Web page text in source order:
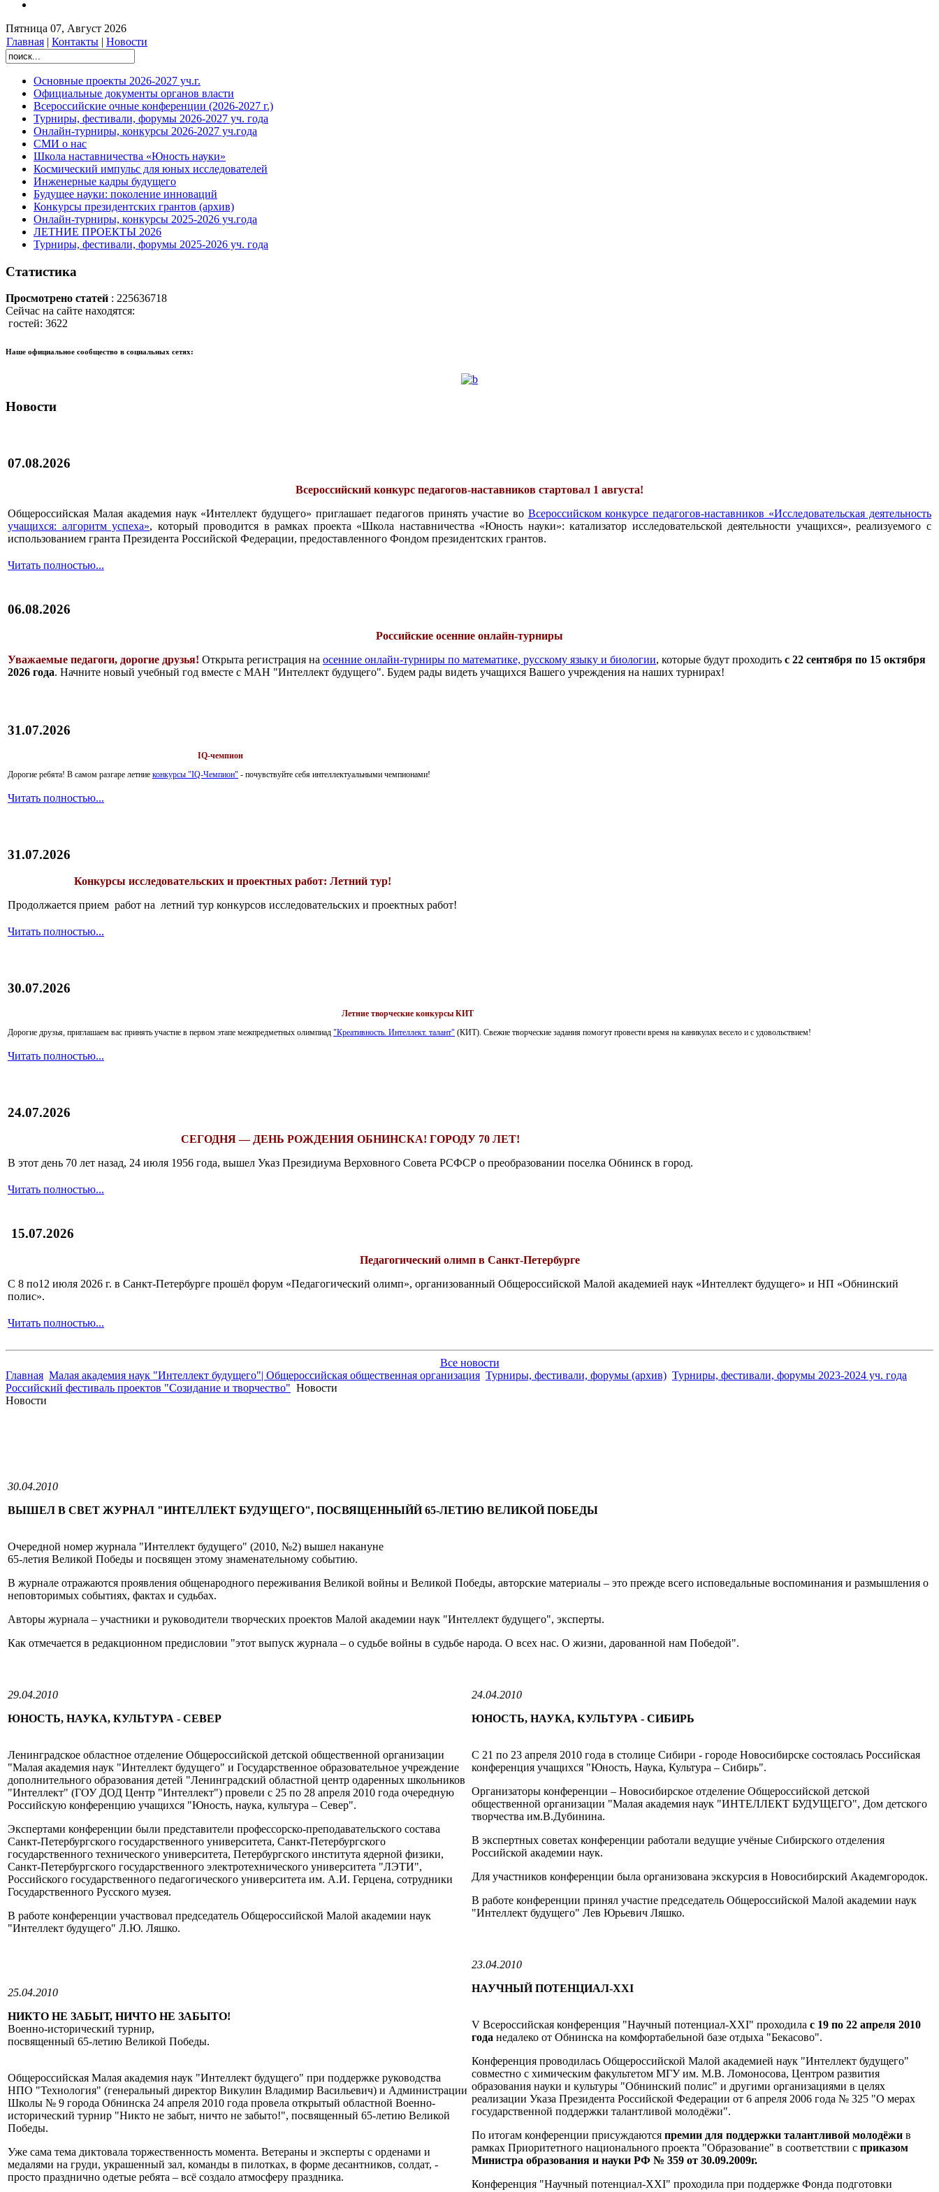
Пятница 07, Август 2026
Главная | Контакты | Новости
Основные проекты 2026-2027 уч.г.
Официальные документы органов власти
Всероссийские очные конференции (2026-2027 г.)
Турниры, фестивали, форумы 2026-2027 уч. года
Онлайн-турниры, конкурсы 2026-2027 уч.года
СМИ о нас
Школа наставничества «Юность науки»
Космический импульс для юных исследователей
Инженерные кадры будущего
Будущее науки: поколение инноваций
Конкурсы президентских грантов (архив)
Онлайн-турниры, конкурсы 2025-2026 уч.года
ЛЕТНИЕ ПРОЕКТЫ 2026
Турниры, фестивали, форумы 2025-2026 уч. года
Статистика
Просмотрено статей : 225636718
Сейчас на сайте находятся:
гостей: 3622
Наше официальное сообщество в социальных сетях:
Новости
07.08.2026
Всероссийский конкурс педагогов-наставников стартовал 1 августа!
Общероссийская Малая академия наук «Интеллект будущего» приглашает педагогов принять участие во Всероссийском конкурсе педагогов-наставников «Исследовательская деятельность
учащихся: алгоритм успеха», который проводится в рамках проекта «Школа наставничества «Юность науки»: катализатор исследовательской деятельности учащихся», реализуемого с
использованием гранта Президента Российской Федерации, предоставленного Фондом президентских грантов.
Читать полностью...
06.08.2026
Российские осенние онлайн-турниры
Уважаемые педагоги, дорогие друзья! Открыта регистрация на осенние онлайн-турниры по математике, русскому языку и биологии, которые будут проходить с 22 сентября по 15 октября
2026 года. Начните новый учебный год вместе с МАН "Интеллект будущего". Будем рады видеть учащихся Вашего учреждения на наших турнирах!
31.07.2026
IQ-чемпион
Дорогие ребята! В самом разгаре летние конкурсы "IQ-Чемпион" - почувствуйте себя интеллектуальными чемпионами!
Читать полностью...
31.07.2026
Конкурсы исследовательских и проектных работ: Летний тур!
Продолжается прием работ на летний тур конкурсов исследовательских и проектных работ!
Читать полностью...
30.07.2026
Летние творческие конкурсы КИТ
Дорогие друзья, приглашаем вас принять участие в первом этапе межпредметных олимпиад "Креативность. Интеллект. талант" (КИТ). Свежие творческие задания помогут провести время на каникулах весело и с удовольствием!
Читать полностью...
24.07.2026
СЕГОДНЯ — ДЕНЬ РОЖДЕНИЯ ОБНИНСКА! ГОРОДУ 70 ЛЕТ!
В этот день 70 лет назад, 24 июля 1956 года, вышел Указ Президиума Верховного Совета РСФСР о преобразовании поселка Обнинск в город.
Читать полностью...
15.07.2026
Педагогический олимп в Санкт-Петербурге
С 8 по12 июля 2026 г. в Санкт-Петербурге прошёл форум «Педагогический олимп», организованный Общероссийской Малой академией наук «Интеллект будущего» и НП «Обнинский
полис».
Читать полностью...
Все новости
Главная Малая академия наук "Интеллект будущего"| Общероссийская общественная организация Турниры, фестивали, форумы (архив) Турниры, фестивали, форумы 2023-2024 уч. года
Российский фестиваль проектов "Созидание и творчество" Новости
Новости
30.04.2010
ВЫШЕЛ В СВЕТ ЖУРНАЛ "ИНТЕЛЛЕКТ БУДУЩЕГО", ПОСВЯЩЕННЫЙЙ 65-ЛЕТИЮ ВЕЛИКОЙ ПОБЕДЫ
Очередной номер журнала "Интеллект будущего" (2010, №2) вышел накануне
65-летия Великой Победы и посвящен этому знаменательному событию.
В журнале отражаются проявления общенародного переживания Великой войны и Великой Победы, авторские материалы – это прежде всего исповедальные воспоминания и размышления о
неповторимых событиях, фактах и судьбах.
Авторы журнала – участники и руководители творческих проектов Малой академии наук "Интеллект будущего", эксперты.
Как отмечается в редакционном предисловии "этот выпуск журнала – о судьбе войны в судьбе народа. О всех нас. О жизни, дарованной нам Победой".
29.04.2010
ЮНОСТЬ, НАУКА, КУЛЬТУРА - СЕВЕР
Ленинградское областное отделение Общероссийской детской общественной организации
"Малая академия наук "Интеллект будущего" и Государственное образовательное учреждение
дополнительного образования детей "Ленинградский областной центр одаренных школьников
"Интеллект" (ГОУ ДОД Центр "Интеллект") провели с 25 по 28 апреля 2010 года очередную
Российскую конференцию учащихся "Юность, наука, культура – Север".
Экспертами конференции были представители профессорско-преподавательского состава
Санкт-Петербургского государственного университета, Санкт-Петербургского
государственного технического университета, Петербургского института ядерной физики,
Санкт-Петербургского государственного электротехнического университета "ЛЭТИ",
Российского государственного педагогического университета им. А.И. Герцена, сотрудники
Государственного Русского музея.
В работе конференции участвовал председатель Общероссийской Малой академии наук
"Интеллект будущего" Л.Ю. Ляшко.
25.04.2010
НИКТО НЕ ЗАБЫТ, НИЧТО НЕ ЗАБЫТО!
Военно-исторический турнир,
посвященный 65-летию Великой Победы.
Общероссийская Малая академия наук "Интеллект будущего" при поддержке руководства
НПО "Технология" (генеральный директор Викулин Владимир Васильевич) и Администрации
Школы № 9 города Обнинска 24 апреля 2010 года провела открытый областной Военно-
исторический турнир "Никто не забыт, ничто не забыто!", посвященный 65-летию Великой
Победы.
Уже сама тема диктовала торжественность момента. Ветераны и эксперты с орденами и
медалями на груди, украшенный зал, команды в пилотках, в форме десантников, солдат, -
просто празднично одетые ребята – всё создало атмосферу праздника.
24.04.2010
ЮНОСТЬ, НАУКА, КУЛЬТУРА - СИБИРЬ
С 21 по 23 апреля 2010 года в столице Сибири - городе Новосибирске состоялась Российская
конференция учащихся "Юность, Наука, Культура – Сибирь".
Организаторы конференции – Новосибирское отделение Общероссийской детской
общественной организации "Малая академия наук "ИНТЕЛЛЕКТ БУДУЩЕГО", Дом детского
творчества им.В.Дубинина.
В экспертных советах конференции работали ведущие учёные Сибирского отделения
Российской академии наук.
Для участников конференции была организована экскурсия в Новосибирский Академгородок.
В работе конференции принял участие председатель Общероссийской Малой академии наук
"Интеллект будущего" Лев Юрьевич Ляшко.
23.04.2010
НАУЧНЫЙ ПОТЕНЦИАЛ-XXI
V Всероссийская конференция "Научный потенциал-XXI" проходила с 19 по 22 апреля 2010
года недалеко от Обнинска на комфортабельной базе отдыха "Бекасово".
Конференция проводилась Общероссийской Малой академией наук "Интеллект будущего"
совместно с химическим факультетом МГУ им. М.В. Ломоносова, Центром развития
образования науки и культуры "Обнинский полис" и другими организациями в целях
реализации Указа Президента Российской Федерации от 6 апреля 2006 года № 325 "О мерах
государственной поддержки талантливой молодёжи".
По итогам конференции присуждаются премии для поддержки талантливой молодёжи в
рамках Приоритетного национального проекта "Образование" в соответствии с приказом
Министра образования и науки РФ № 359 от 30.09.2009г.
Конференция "Научный потенциал-XXI" проходила при поддержке Фонда подготовки